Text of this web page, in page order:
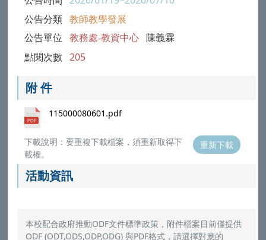
公告分類 教師教學發展
公告單位 教務處-教資中心 陳義霖
點閱次數 205
附 件
115000080601.pdf
下載說明：要重複下載檔案，須重新取得下
載權。
重新下載
活動資訊
本校配合政府推動ODF文件標準政策，附件檔案目前僅提供
ODF (ODT,ODS,ODP,ODG) 與PDF格式，請選擇對應的